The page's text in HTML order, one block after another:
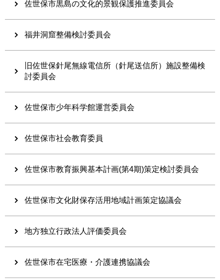
佐世保市黒島の文化的景観保護推進委員会
福井洞窟整備検討委員会
旧佐世保針尾無線電信所（針尾送信所）施設整備検
討委員会
佐世保市少年科学館運営委員会
佐世保市社会教育委員
佐世保市教育振興基本計画(第4期)策定検討委員会
佐世保市文化財保存活用地域計画策定協議会
地方独立行政法人評価委員会
佐世保市在宅医療・介護連携協議会